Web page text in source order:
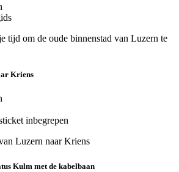
tijd om de oude binnenstad van Luzern te
Kriens
inbegrepen
Luzern naar Kriens
Kulm met de kabelbaan